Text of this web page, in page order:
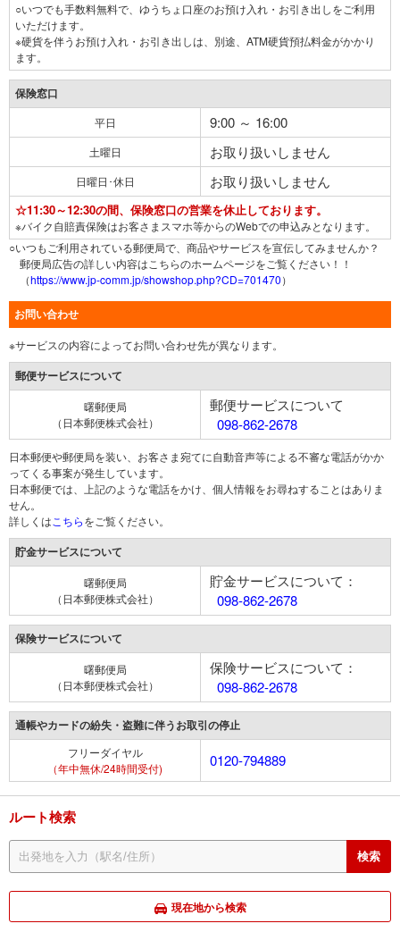
○いつでも手数料無料で、ゆうちょ口座のお預け入れ・お引き出しをご利用
いただけます。
※硬貨を伴うお預け入れ・お引き出しは、別途、ATM硬貨預払料金がかかり
ます。
保険窓口
平日 9:00 ～ 16:00
土曜日 お取り扱いしません
日曜日･休日 お取り扱いしません
☆11:30～12:30の間、保険窓口の営業を休止しております。
※バイク自賠責保険はお客さまスマホ等からのWebでの申込みとなります。
○いつもご利用されている郵便局で、商品やサービスを宣伝してみませんか？
郵便局広告の詳しい内容はこちらのホームページをご覧ください！！
（https://www.jp-comm.jp/showshop.php?CD=701470）
お問い合わせ
※サービスの内容によってお問い合わせ先が異なります。
郵便サービスについて
曙郵便局
（日本郵便株式会社）
郵便サービスについて
098-862-2678
日本郵便や郵便局を装い、お客さま宛てに自動音声等による不審な電話がかか
ってくる事案が発生しています。
日本郵便では、上記のような電話をかけ、個人情報をお尋ねすることはありま
せん。
詳しくは こちらをご覧ください。
貯金サービスについて
曙郵便局
（日本郵便株式会社）
貯金サービスについて：
098-862-2678
保険サービスについて
曙郵便局
（日本郵便株式会社）
保険サービスについて：
098-862-2678
通帳やカードの紛失・盗難に伴うお取引の停止
フリーダイヤル
（年中無休/24時間受付)
0120-794889
ルート検索
現在地から検索